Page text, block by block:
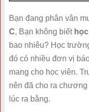
Bạn đang phân vân
C, Bạn không biết
bao nhiêu? Học
đó có nhiều đơn vị
mang cho học viên.
nên đã cho ra chương
lúc ra bằng.